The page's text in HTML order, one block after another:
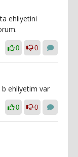
ehliyetini
0 0
b ehliyetim var
0 0